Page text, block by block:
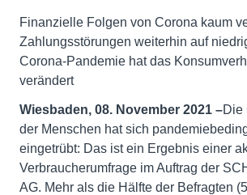
Finanzielle Folgen von Corona kaum
Zahlungsstörungen weiterhin auf
Corona-Pandemie hat das
verändert
Wiesbaden, 08. November 2021 –Die
der Menschen hat sich
eingetrübt: Das ist ein Ergebnis einer
Verbraucherumfrage im Auftrag der
AG. Mehr als die Hälfte der Befragten